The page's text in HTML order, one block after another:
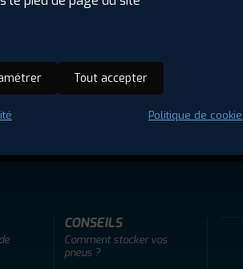
CONSEILS
Comment stocker vos
pneus ?
Tout accepter
Politique de